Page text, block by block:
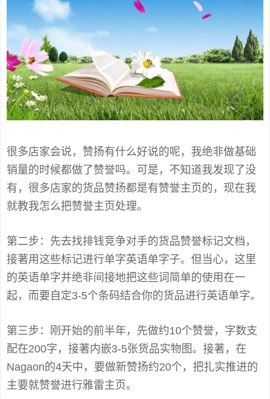
很多店家会说，赞扬有什么好说的呢，我绝非做基础
销量的时候都做了赞誉吗。可是，不知道我发现了没
有，很多店家的货品赞扬都是有赞誉主页的，现在我
就教我怎么把赞誉主页处理。
第二步：先去找排钱竞争对手的货品赞誉标记文档，
接著用这些标记进行单字英语单字子。但当心，这里
的英语单字并绝非间接地把这些词简单的使用在一
起，而要自定3-5个条码结合你的货品进行英语单字。
第三步：刚开始的前半年，先做约10个赞誉，字数支
配在200字，接著内嵌3-5张货品实物图。接著，在
Nagaon的4天中，要做新赞扬约20个，把扎实推进的
主要就赞誉进行雅雷主页。